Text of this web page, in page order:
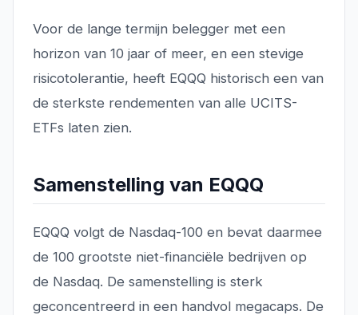
Voor de lange termijn belegger met een
horizon van 10 jaar of meer, en een stevige
risicotolerantie, heeft EQQQ historisch een van
de sterkste rendementen van alle UCITS-
ETFs laten zien.
Samenstelling van EQQQ
EQQQ volgt de Nasdaq-100 en bevat daarmee
de 100 grootste niet-financiële bedrijven op
de Nasdaq. De samenstelling is sterk
geconcentreerd in een handvol megacaps. De